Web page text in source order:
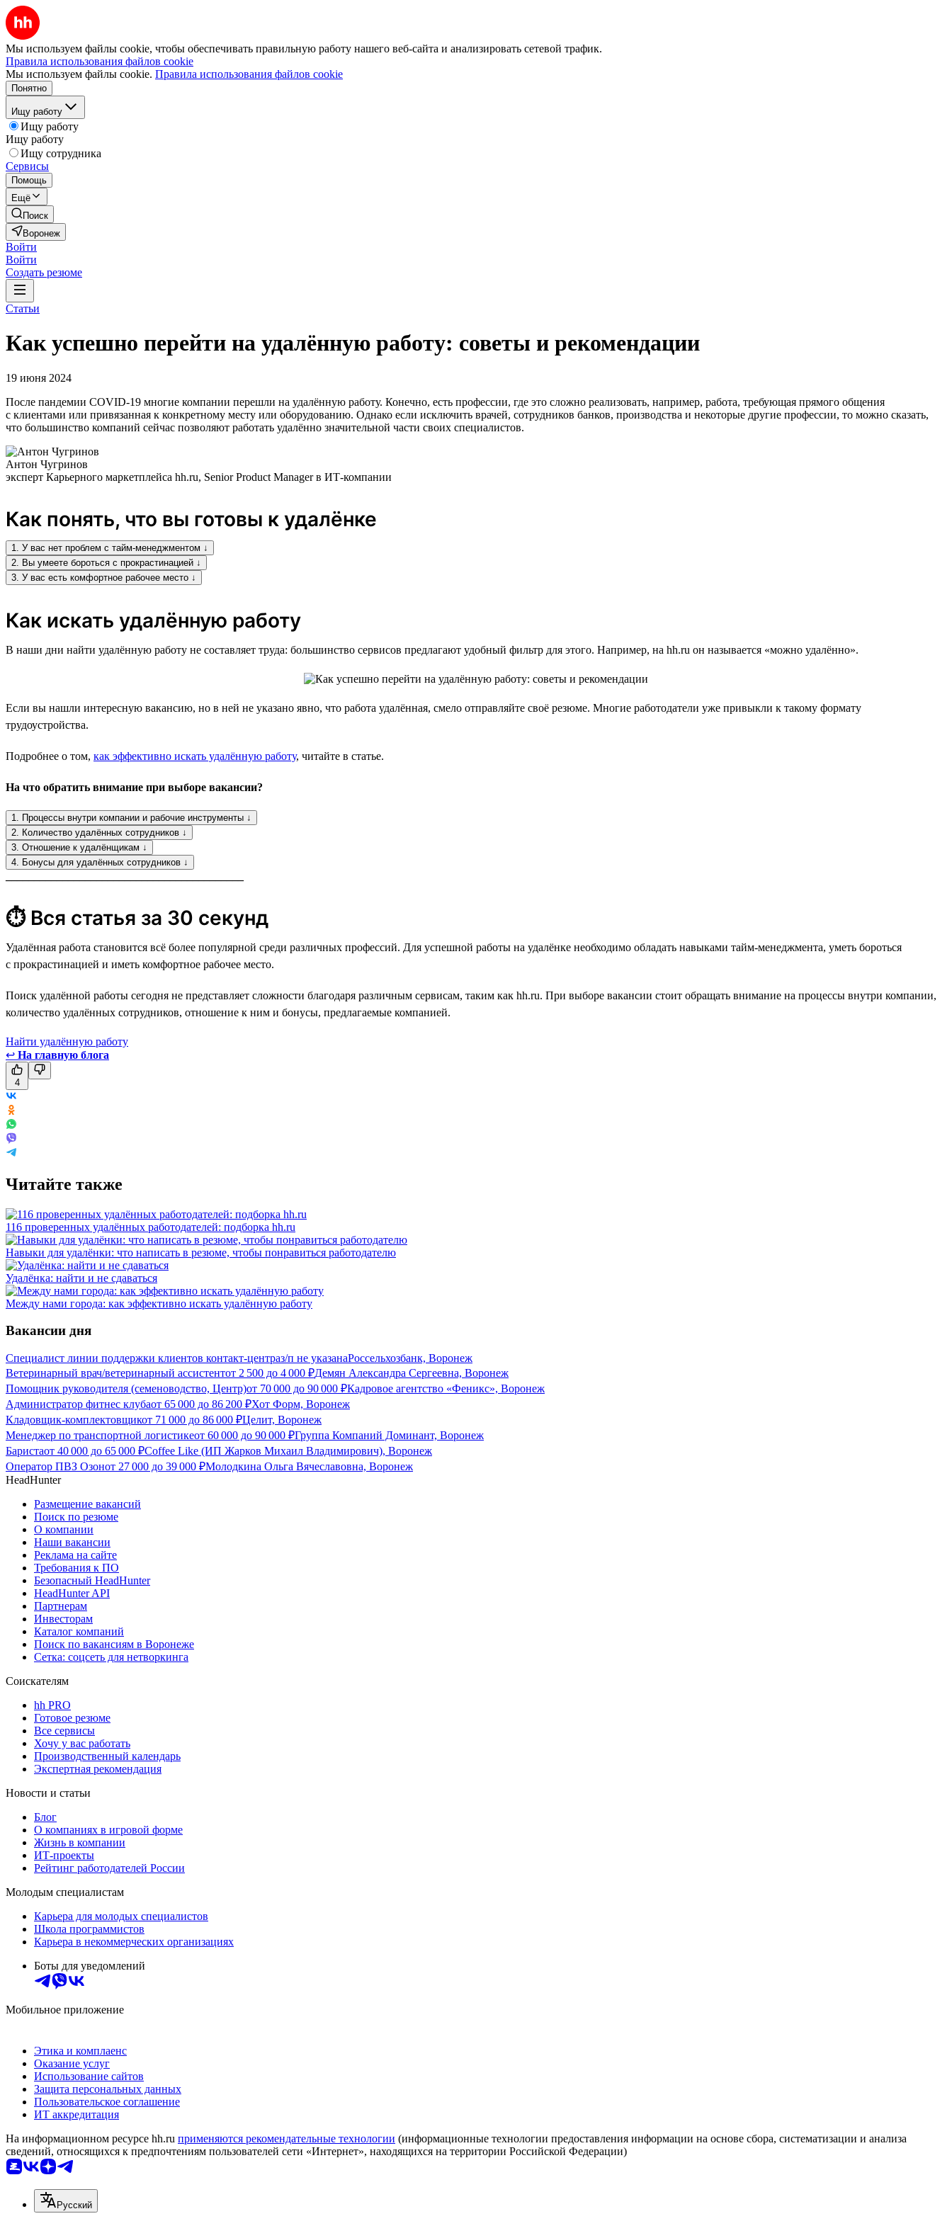
Мы используем файлы cookie, чтобы обеспечивать правильную работу нашего веб-сайта и анализировать сетевой трафик.
Правила использования файлов cookie
Мы используем файлы cookie. Правила использования файлов cookie
Понятно
Ищу работу
Ищу работу
Ищу работу
Ищу сотрудника
Сервисы
Помощь
Ещё
Поиск
Воронеж
Войти
Войти
Создать резюме
Статьи
Как успешно перейти на удалённую работу: советы и рекомендации
19 июня 2024
После пандемии COVID-19 многие компании перешли на удалённую работу. Конечно, есть профессии, где это сложно реализовать, например, работа, требующая прямого общения
с клиентами или привязанная к конкретному месту или оборудованию. Однако если исключить врачей, сотрудников банков, производства и некоторые другие профессии, то можно сказать,
что большинство компаний сейчас позволяют работать удалённо значительной части своих специалистов.
Антон Чугринов
эксперт Карьерного маркетплейса hh.ru, Senior Product Manager в ИТ-компании
Как понять, что вы готовы к удалёнке
1. У вас нет проблем с тайм-менеджментом ↓
2. Вы умеете бороться с прокрастинацией ↓
3. У вас есть комфортное рабочее место ↓
Как искать удалённую работу
В наши дни найти удалённую работу не составляет труда: большинство сервисов предлагают удобный фильтр для этого. Например, на hh.ru он называется «можно удалённо».
Если вы нашли интересную вакансию, но в ней не указано явно, что работа удалённая, смело отправляйте своё резюме. Многие работодатели уже привыкли к такому формату
трудоустройства.
Подробнее о том, как эффективно искать удалённую работу, читайте в статье.
На что обратить внимание при выборе вакансии?
1. Процессы внутри компании и рабочие инструменты ↓
2. Количество удалённых сотрудников ↓
3. Отношение к удалёнщикам ↓
4. Бонусы для удалённых сотрудников ↓
⏱ Вся статья за 30 секунд
Удалённая работа становится всё более популярной среди различных профессий. Для успешной работы на удалёнке необходимо обладать навыками тайм-менеджмента, уметь бороться
с прокрастинацией и иметь комфортное рабочее место.
Поиск удалённой работы сегодня не представляет сложности благодаря различным сервисам, таким как hh.ru. При выборе вакансии стоит обращать внимание на процессы внутри компании,
количество удалённых сотрудников, отношение к ним и бонусы, предлагаемые компанией.
Найти удалённую работу
↩ На главную блога
4
Читайте также
116 проверенных удалённых работодателей: подборка hh.ru
Навыки для удалёнки: что написать в резюме, чтобы понравиться работодателю
Удалёнка: найти и не сдаваться
Между нами города: как эффективно искать удалённую работу
Вакансии дня
Специалист линии поддержки клиентов контакт-центраз/п не указанаРоссельхозбанк, Воронеж
Ветеринарный врач/ветеринарный ассистентот 2 500 до 4 000 ₽Демян Александра Сергеевна, Воронеж
Помощник руководителя (семеноводство, Центр)от 70 000 до 90 000 ₽Кадровое агентство «Феникс», Воронеж
Администратор фитнес клубаот 65 000 до 86 200 ₽Хот Форм, Воронеж
Кладовщик-комплектовщикот 71 000 до 86 000 ₽Целит, Воронеж
Менеджер по транспортной логистикеот 60 000 до 90 000 ₽Группа Компаний Доминант, Воронеж
Баристаот 40 000 до 65 000 ₽Coffee Like (ИП Жарков Михаил Владимирович), Воронеж
Оператор ПВЗ Озонот 27 000 до 39 000 ₽Молодкина Ольга Вячеславовна, Воронеж
HeadHunter
Размещение вакансий
Поиск по резюме
О компании
Наши вакансии
Реклама на сайте
Требования к ПО
Безопасный HeadHunter
HeadHunter API
Партнерам
Инвесторам
Каталог компаний
Поиск по вакансиям в Воронеже
Сетка: соцсеть для нетворкинга
Соискателям
hh PRO
Готовое резюме
Все сервисы
Хочу у вас работать
Производственный календарь
Экспертная рекомендация
Новости и статьи
Блог
О компаниях в игровой форме
Жизнь в компании
ИТ-проекты
Рейтинг работодателей России
Молодым специалистам
Карьера для молодых специалистов
Школа программистов
Карьера в некоммерческих организациях
Боты для уведомлений
Мобильное приложение
Этика и комплаенс
Оказание услуг
Использование сайтов
Защита персональных данных
Пользовательское соглашение
ИТ аккредитация
На информационном ресурсе hh.ru применяются рекомендательные технологии (информационные технологии предоставления информации на основе сбора, систематизации и анализа
сведений, относящихся к предпочтениям пользователей сети «Интернет», находящихся на территории Российской Федерации)
Русский